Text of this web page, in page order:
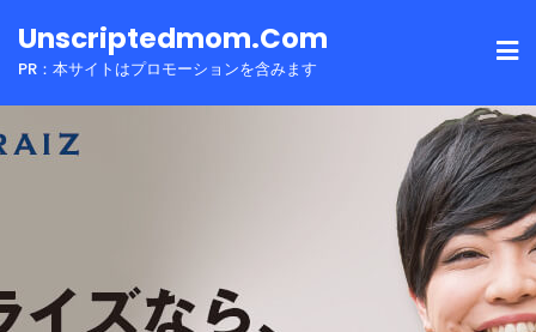
toUnscriptedmom.com
PR：本サイトはプロモーションを含みます